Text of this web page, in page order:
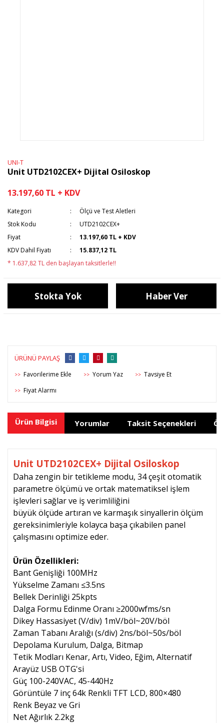
UNI-T
Unit UTD2102CEX+ Dijital Osiloskop
13.197,60 TL + KDV
Kategori
Ölçü ve Test Aletleri
Stok Kodu
UTD2102CEX+
Fiyat
13.197,60 TL + KDV
KDV Dahil Fiyatı
15.837,12 TL
* 1.637,82 TL den başlayan taksitlerle!!
Stokta Yok Haber Ver
ÜRÜNÜ PAYLAŞ
>> >> Yorum Yaz >> Tavsiye Et
>> Fiyat Alarmı
Ürün Bilgisi Yorumlar Taksit Seçenekleri
Unit UTD2102CEX+ Dijital Osiloskop
Daha zengin bir tetikleme modu, 34 çeşit otomatik
parametre ölçümü ve ortak matematiksel işlem
işlevleri sağlar ve iş verimliliğini
büyük ölçüde artıran ve karmaşık sinyallerin ölçüm
gereksinimleriyle kolayca başa çıkabilen panel
çalışmasını optimize eder.
Ürün Özellikleri:
Bant Genişliği 100MHz
Yükselme Zamanı ≤3.5ns
Bellek Derinliği 25kpts
Dalga Formu Edinme Oranı ≥2000wfms/sn
Dikey Hassasiyet (V/div) 1mV/böl~20V/böl
Zaman Tabanı Aralığı (s/div) 2ns/böl~50s/böl
Depolama Kurulum, Dalga, Bitmap
Tetik Modları Kenar, Artı, Video, Eğim, Alternatif
Arayüz USB OTG'si
Güç 100-240VAC, 45-440Hz
Görüntüle 7 inç 64k Renkli TFT LCD, 800×480
Renk Beyaz ve Gri
Net Ağırlık 2.2kg